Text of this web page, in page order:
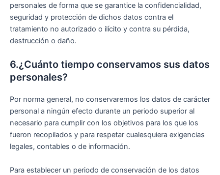
personales de forma que se garantice la confidencialidad,
seguridad y protección de dichos datos contra el
tratamiento no autorizado o ilícito y contra su pérdida,
destrucción o daño.
6.¿Cuánto tiempo conservamos sus datos
personales?
Por norma general, no conservaremos los datos de carácter
personal a ningún efecto durante un periodo superior al
necesario para cumplir con los objetivos para los que los
fueron recopilados y para respetar cualesquiera exigencias
legales, contables o de información.
Para establecer un periodo de conservación de los datos